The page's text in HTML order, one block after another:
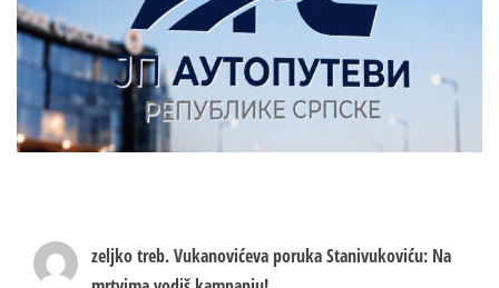
zeljko treb.Vukanovićeva poruka Stanivukoviću: Na